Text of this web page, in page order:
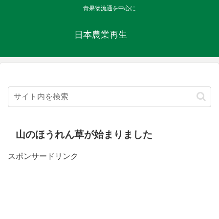
青果物流通を中心に
日本農業再生
山のほうれん草が始まりました
スポンサードリンク